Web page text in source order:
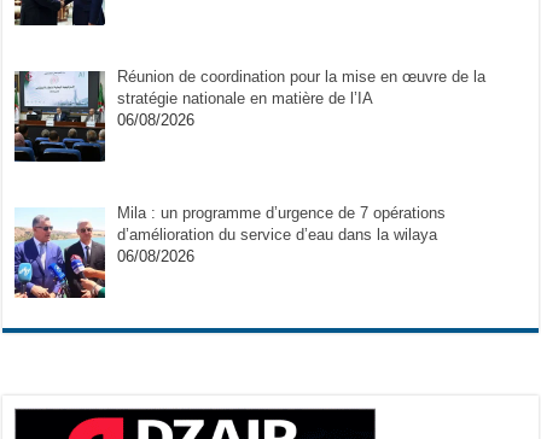
Réunion de coordination pour la mise en œuvre de la
stratégie nationale en matière de l’IA
06/08/2026
Mila : un programme d’urgence de 7 opérations
d’amélioration du service d’eau dans la wilaya
06/08/2026